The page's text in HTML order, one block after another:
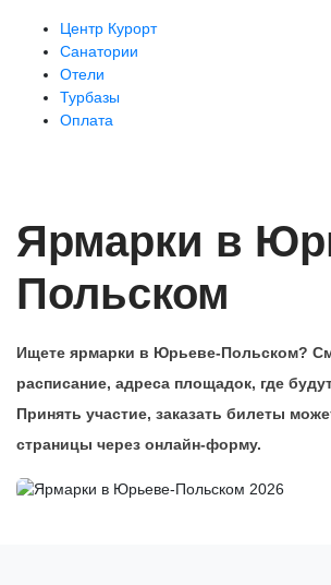
Центр Курорт
Санатории
Отели
Турбазы
Оплата
Ярмарки в
Польском
Ищете ярмарки в Юрьеве-Польском?
расписание, адреса площадок, где
Принять участие, заказать билеты
страницы через онлайн-форму.